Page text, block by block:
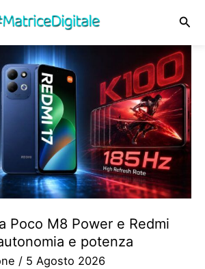
Poco M8 Power e Redmi
e potenza
/ 5 Agosto 2026